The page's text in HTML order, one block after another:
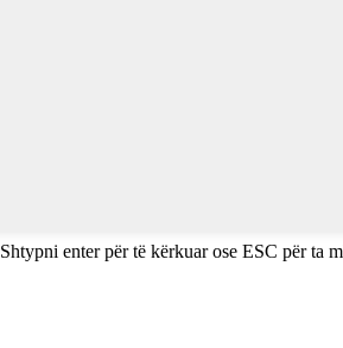
Shtypni enter për të kërkuar ose ESC për ta